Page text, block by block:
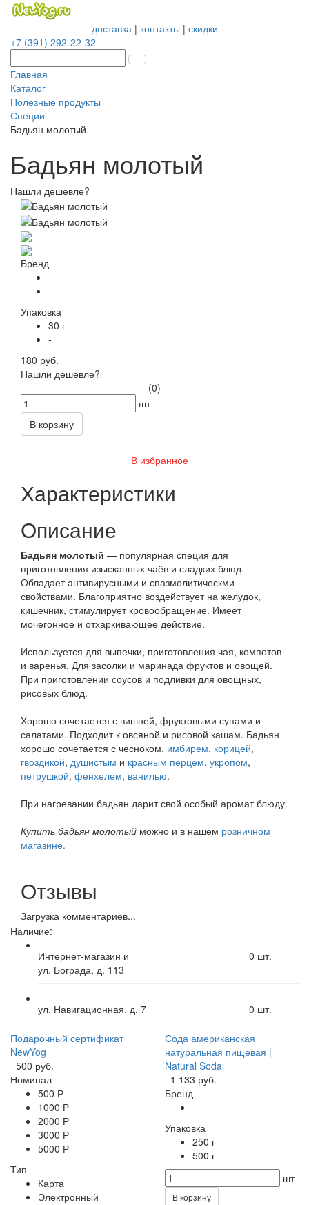
доставка| контакты | скидки
+7 (391) 292-22-32
Главная
Каталог
Полезные продукты
Специи
Бадьян молотый
Бадьян молотый
Нашли дешевле?
Бренд
Упаковка
30 г
-
180 руб.
Нашли дешевле?
(0)
шт
В корзину
В избранное
Характеристики
Описание
Бадьян молотый — популярная специя для
приготовления изысканных чаёв и сладких блюд.
Обладает антивирусными и спазмолитическми
свойствами. Благоприятно воздействует на желудок,
кишечник, стимулирует кровообращение. Имеет
мочегонное и отхаркивающее действие.
Используется для выпечки, приготовления чая, компотов
и варенья. Для засолки и маринада фруктов и овощей.
При приготовлении соусов и подливки для овощных,
рисовых блюд.
Хорошо сочетается с вишней, фруктовыми супами и
салатами. Подходит к овсяной и рисовой кашам. Бадьян
хорошо сочетается с чесноком, имбирем, корицей,
гвоздикой, душистым и красным перцем, укропом,
петрушкой, фенхелем, ванилью.
При нагревании бадьян дарит свой особый аромат блюду.
Купить бадьян молотый можно и в нашем розничном
магазине.
Отзывы
Загрузка комментариев...
Наличие:
Интернет-магазин и
ул. Бограда, д. 113
0 шт.
ул. Навигационная, д. 7 0 шт.
Подарочный сертификат
NewYog
500 руб.
Номинал
500 Р
1000 Р
2000 Р
3000 Р
5000 Р
Тип
Карта
Электронный
Сода американская
натуральная пищевая |
Natural Soda
1 133 руб.
Бренд
Упаковка
250 г
500 г
шт
В корзину